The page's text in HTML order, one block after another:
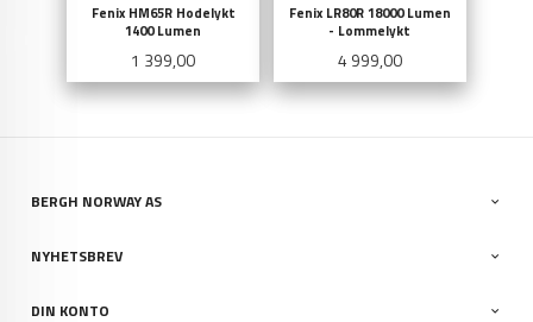
Fenix HM65R Hodelykt
1400 Lumen
Pris
1 399,00
Fenix LR80R 18000 Lumen
- Lommelykt
Pris
4 999,00
BERGH NORWAY AS
NYHETSBREV
DIN KONTO